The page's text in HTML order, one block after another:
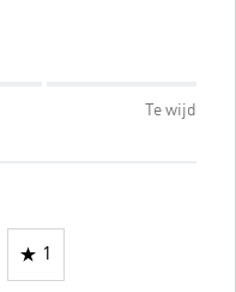
Te wijd
1